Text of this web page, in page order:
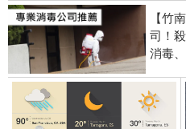
【竹
司！
消毒